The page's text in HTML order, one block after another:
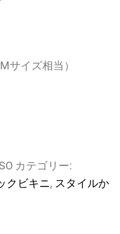
サイズ相当）
カテゴリー:
クビキニ, スタイルか